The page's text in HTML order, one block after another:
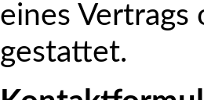
eines
gestattet.